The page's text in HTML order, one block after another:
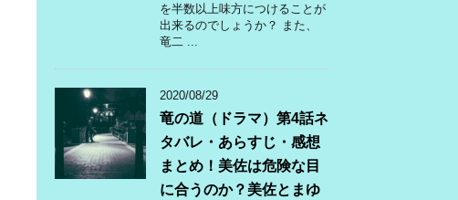
を半数以上味方につけることが
出来るのでしょうか？ また、
竜二 ...
2020/08/29
竜の道（ドラマ）第4話ネ
タバレ・あらすじ・感想
まとめ！美佐は危険な目
に合うのか？美佐とまゆ